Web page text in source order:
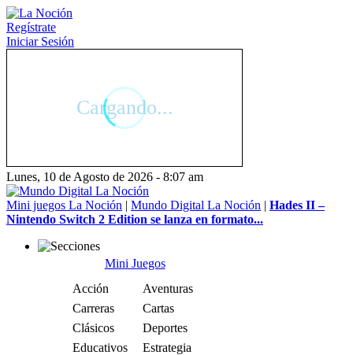
Regístrate
Iniciar Sesión
Lunes, 10 de Agosto de 2026 - 8:07 am
Mini juegos La Noción | Mundo Digital La Noción | Hades II –
Nintendo Switch 2 Edition se lanza en formato...
Mini Juegos
Acción
Aventuras
Carreras
Cartas
Clásicos
Deportes
Educativos
Estrategia